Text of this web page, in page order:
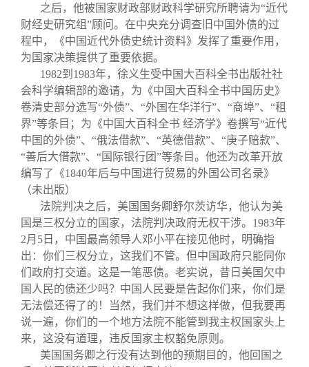
之后，他被国家财政部财政科学研究所聘请为“近代
财经史研究组”顾问。在中央充分调查旧中国外债的过
程中，《中国近代外债史统计资料》发挥了重要作用，
为国家决策提供了重要依据。
1982到1983年，徐义生受中国大百科全书出版社社
会科学编辑部的邀请，为《中国大百科全书中国历史》
卷清史部分选写“外债”、“外国在华洋行”、“商埠”、“租
界”等条目；为《中国大百科全书 经济学》卷撰写“近代
中国的外债”、“俄法借款”、“英德借款”、“庚子赔款”、
“善后大借款”、“国际银行团”等条目。他还为改革开放
编写了《1840年后与中国进行贸易的外国公司名录》
（未出版）
法院判决之后，美国国务卿舒尔茨访华，他认为美
国是三权分立的国家，法院判决政府无权干涉。1983年
2月5日，中国最高领导人邓小平在接见他时，明确指
出：你们三权分立，这我们不管。但中国政府只能同你
们政府打交道。这是一笔恶债。老实说，昔日美国欠中
国人民的债还少吗？中国人民要是告起你们来，你们是
无法偿还得了的！当然，我们并不想这样做，但我要再
说一遍，你们的一个地方法院不能管到我主权国家头上
来，这没有道理，违反国家主权豁免原则。
美国国务卿之行没有达到他的预期目的，他回国之